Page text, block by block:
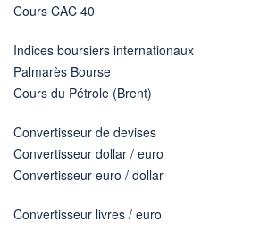
Cours CAC 40
Indices boursiers internationaux
Palmarès Bourse
Cours du Pétrole (Brent)
Convertisseur de devises
Convertisseur dollar / euro
Convertisseur euro / dollar
Convertisseur livres / euro